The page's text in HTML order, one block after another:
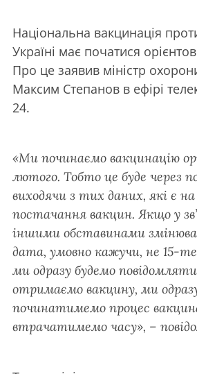
Національна вакцинація
Україні має початися
Про це заявив міністр
Максим Степанов в ефірі
24.
«Ми починаємо вакцинацію
лютого. Тобто це буде через
виходячи з тих даних, які є на
постачання вакцин. Якщо у
іншими обставинами
дата, умовно кажучи, не 15-
ми одразу будемо
отримаємо вакцину, ми
починатимемо процес
втрачатимемо часу», –